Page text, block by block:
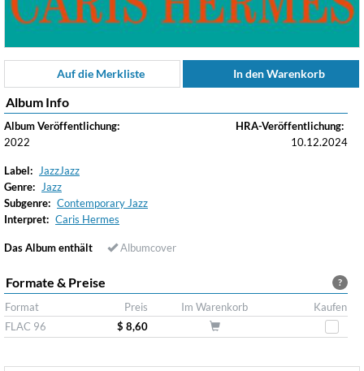
Auf die Merkliste In den Warenkorb
Album Info
Album Veröffentlichung:
2022
HRA-Veröffentlichung:
10.12.2024
Label:
JazzJazz
Genre:
Jazz
Subgenre: Contemporary Jazz
Interpret: Caris Hermes
Das Album enthält Albumcover
?
Formate & Preise
Format Preis Im Warenkorb
Kaufen
FLAC 96
$ 8,60